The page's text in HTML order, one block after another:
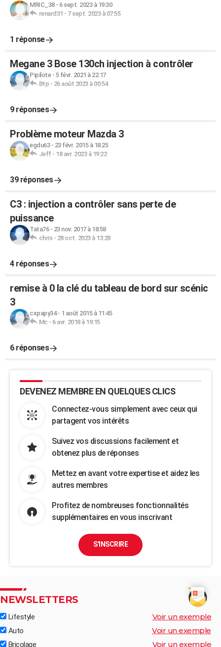
MRIC_38- 6 sept. 2023 à 19:30
renard31 - 7 sept. 2023 à 07:55
1 réponse
Megane 3 Bose 130ch injection à contrôler
Pipilote- 5 févr. 2021 à 22:17
Btp - 26 août 2023 à 00:54
9 réponses
Problème moteur Mazda 3
egdu63- 23 févr. 2015 à 18:25
Jeff- 18 avr. 2023 à 19:22
39 réponses
C3 : injection a contrôler sans perte de
puissance
Tata76- 23 nov. 2017 à 18:58
chris- 28 oct. 2023 à 13:28
4 réponses
remise à 0 la clé du tableau de bord sur scénic
3
cxpapy34- 1 août 2015 à 11:45
Mc - 6 avr. 2018 à 19:15
6 réponses
DEVENEZ MEMBRE EN QUELQUES CLICS
Connectez-vous simplement avec ceux qui
partagent vos intérêts
Suivez vos discussions facilement et
obtenez plus de réponses
Mettez en avant votre expertise et aidez les
autres membres
Profitez de nombreuses fonctionnalités
supplémentaires en vous inscrivant
S'INSCRIRE
NEWSLETTERS
Lifestyle Voir un exemple
Auto Voir un exemple
Bricolage Voir un exemple